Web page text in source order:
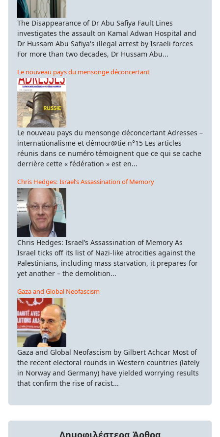
The Disappearance of Dr Abu Safiya Fault Lines
investigates the assault on Kamal Adwan Hospital and
Dr Hussam Abu Safiya's illegal arrest by Israeli forces
For more than two decades, Dr Hussam Abu...
Le nouveau pays du mensonge déconcertant
Le nouveau pays du mensonge déconcertant Adresses –
internationalisme et démocr@tie n°15 Les articles
réunis dans ce numéro témoignent que ce qui se cache
derrière cette « fédération » est en...
Chris Hedges: Israel’s Assassination of Memory
Chris Hedges: Israel’s Assassination of Memory As
Israel ticks off its list of Nazi-like atrocities against the
Palestinians, including mass starvation, it prepares for
yet another – the demolition...
Gaza and Global Neofascism
Gaza and Global Neofascism by Gilbert Achcar Most of
the recent electoral rounds in Western countries (lately
in Norway and Germany) have yielded worrying results
that confirm the rise of racist...
Δημοφιλέστερα Άρθρα